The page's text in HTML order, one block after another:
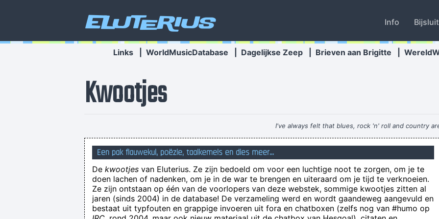
Eluterius Info
Links WorldMusicDatabase Dagelijkse Zeep Brieven aan Brigitte
Kwootjes
I've always felt that blues, rock 'n' roll and country
De
4 valiums en een rohypnol. Vind je het gek dat de
ohocla69: AlwaysRSCA da is volgens mij zelf gene keeper maar ballenjongen... en zelf daar
Een pak flauwekul, poëzie, taalkemels en dies meer...
De kwootjes van Eluterius. Ze zijn bedoeld om voor een luchtige noot te zorgen, om je te
doen lachen of nadenken, om je in de war te brengen en uiteraard om je tijd te verknoeien.
Ze zijn ontstaan op één van de voorlopers van deze webstek, sommige kwootjes zitten al
jaren (sinds 2004) in de database! De verzameling werd en wordt gaandeweg aangevuld en
bestaat uit typfouten en grappige invoeren uit fora en chatboxen (zelfs nog van #humo op